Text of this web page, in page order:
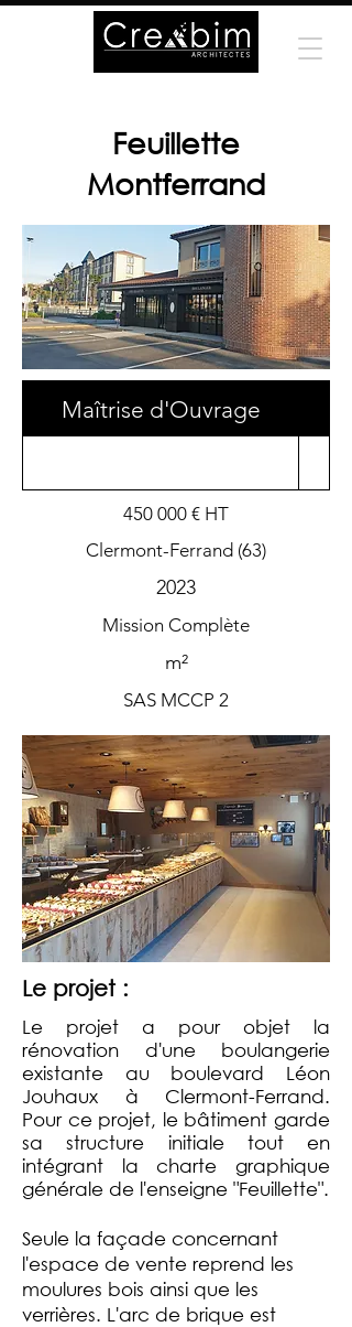
Feuillette
Montferrand
Maîtrise d'Ouvrage
450 000 € HT
Clermont-Ferrand (63)
2023
Mission Complète
m²
SAS MCCP 2
Le projet :
L e projet a pour objet la
rénovation d'une boulangerie
existante au boulevard Léon
Jouhaux à Clermont-Ferrand.
Pour ce projet, le bâtiment garde
sa structure initiale tout en
intégrant la charte graphique
générale de l'enseigne "Feuillette".
Seule la façade concernant
l'espace de vente reprend les
moulures bois ainsi que les
verrières. L'arc de brique est